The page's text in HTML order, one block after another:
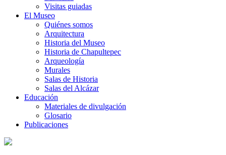
Visitas guiadas
El Museo
Quiénes somos
Arquitectura
Historia del Museo
Historia de Chapultepec
Arqueología
Murales
Salas de Historia
Salas del Alcázar
Educación
Materiales de divulgación
Glosario
Publicaciones